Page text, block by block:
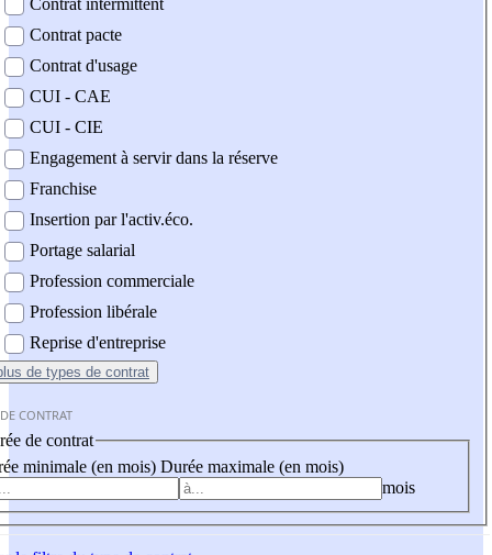
Contrat intermittent
Contrat pacte
Contrat d'usage
CUI - CAE
CUI - CIE
Engagement à servir dans la réserve
Franchise
Insertion par l'activ.éco.
Portage salarial
Profession commerciale
Profession libérale
Reprise d'entreprise
de types de contrat
CONTRAT
de contrat
minimale (en mois) Durée maximale (en mois)
mois